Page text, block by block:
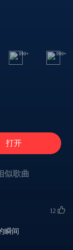
999+ 999+
闪星计划
打开
似歌曲
12
瞬间